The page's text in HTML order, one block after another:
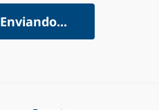
Enviando...